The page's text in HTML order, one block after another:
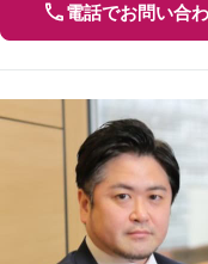
電話でお問い合